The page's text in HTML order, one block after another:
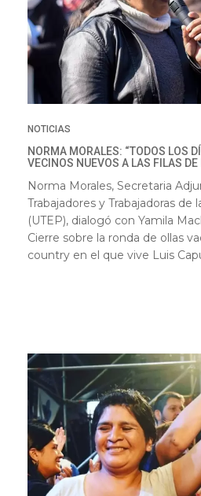
NOTICIAS
NORMA MORALES: “TODOS LOS
VECINOS NUEVOS A LAS FILAS
Norma Morales, Secretaria
Trabajadores y Trabajadoras de
(UTEP), dialogó con Yamila
Cierre sobre la ronda de ollas
country en el que vive Luis